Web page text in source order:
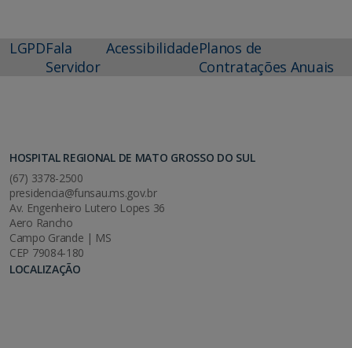
LGPDFala
Servidor
AcessibilidadePlanos de
Contratações Anuais
HOSPITAL REGIONAL DE MATO GROSSO DO SUL
(67) 3378-2500
presidencia@funsau.ms.gov.br
Av. Engenheiro Lutero Lopes 36
Aero Rancho
Campo Grande | MS
CEP 79084-180
LOCALIZAÇÃO